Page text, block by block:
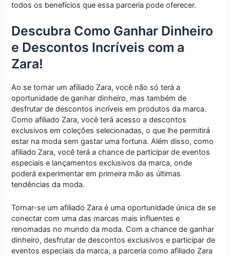
todos os benefícios que essa parceria pode oferecer.
Descubra Como Ganhar Dinheiro
e Descontos Incríveis com a
Zara!
Ao se tornar um afiliado Zara, você não só terá a
oportunidade de ganhar dinheiro, mas também de
desfrutar de descontos incríveis em produtos da marca.
Como afiliado Zara, você terá acesso a descontos
exclusivos em coleções selecionadas, o que lhe permitirá
estar na moda sem gastar uma fortuna. Além disso, como
afiliado Zara, você terá a chance de participar de eventos
especiais e lançamentos exclusivos da marca, onde
poderá experimentar em primeira mão as últimas
tendências da moda.
Tornar-se um afiliado Zara é uma oportunidade única de se
conectar com uma das marcas mais influentes e
renomadas no mundo da moda. Com a chance de ganhar
dinheiro, desfrutar de descontos exclusivos e participar de
eventos especiais da marca, a parceria como afiliado Zara